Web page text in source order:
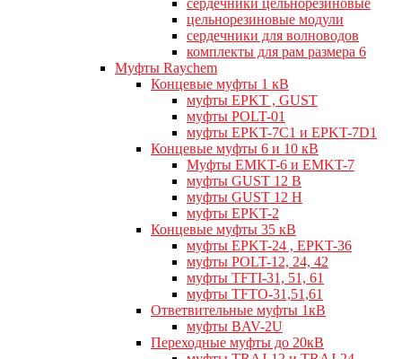
цельнорезиновые модули
сердечники для волноводов
комплекты для рам размера 6
Муфты Raychem
Концевые муфты 1 кВ
муфты EPKT , GUST
муфты POLT-01
муфты EPKT-7C1 и EPKT-7D1
Концевые муфты 6 и 10 кВ
Муфты EMKT-6 и EMKT-7
муфты GUST 12 В
муфты GUST 12 Н
муфты EPKT-2
Концевые муфты 35 кВ
муфты EPKT-24 , EPKT-36
муфты POLT-12, 24, 42
муфты TFTI-31, 51, 61
муфты TFTO-31,51,61
Ответвительные муфты 1кВ
муфты BAV-2U
Переходные муфты до 20кВ